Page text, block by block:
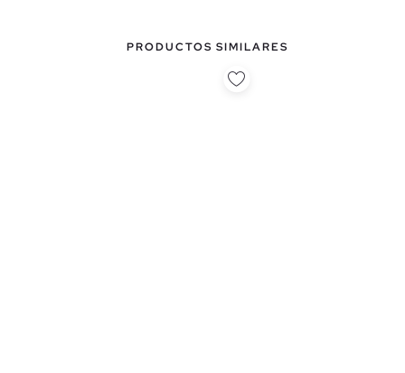
PRODUCTOS SIMILARES